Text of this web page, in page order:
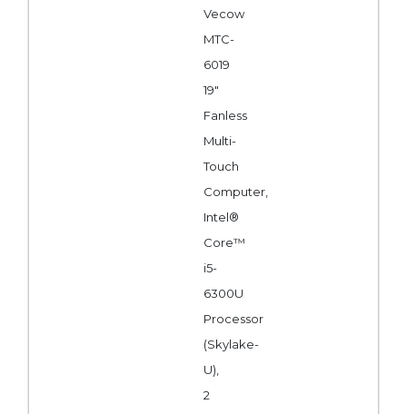
Vecow
MTC-
6019
19"
Fanless
Multi-
Touch
Computer,
Intel®
Core™
i5-
6300U
Processor
(Skylake-
U),
2